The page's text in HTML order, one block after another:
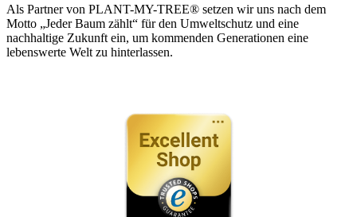
Als Partner von PLANT-MY-TREE® setzen wir uns nach dem
Motto „Jeder Baum zählt“ für den Umweltschutz und eine
nachhaltige Zukunft ein, um kommenden Generationen eine
lebenswerte Welt zu hinterlassen.